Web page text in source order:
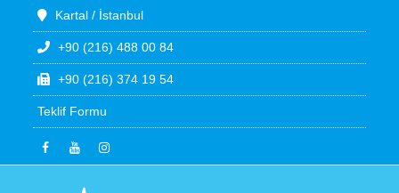
Kartal / İstanbul
+90 (216) 488 00 84
+90 (216) 374 19 54
Teklif Formu